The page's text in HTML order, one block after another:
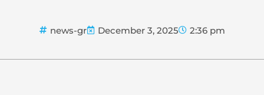
news-gr December 3, 2025 2:36 pm